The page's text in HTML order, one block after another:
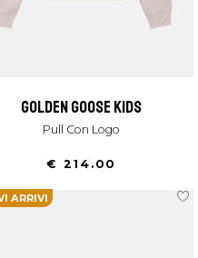
golden goose kids
Pull Con Logo
€ 214.00
ARRIVI